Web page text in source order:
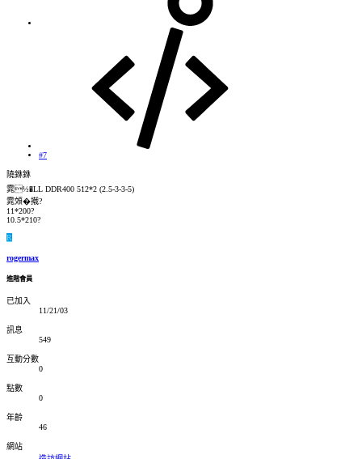
#7
隢銝銝
雿½�LL DDR400 512*2 (2.5-3-3-5)
雿頝�撠?
11*200?
10.5*210?
R
rogermax
進階會員
已加入
11/21/03
訊息
549
互動分數
0
點數
0
年齡
46
網站